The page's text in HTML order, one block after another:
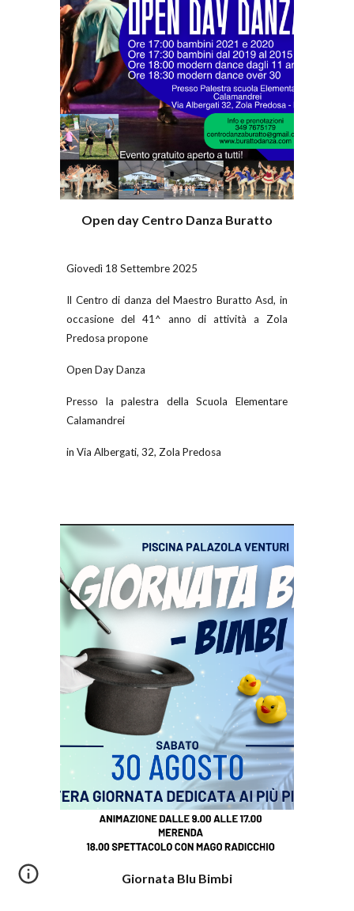
Open day Centro Danza Buratto
Giovedì 18 Settembre 2025
Il Centro di danza del Maestro Buratto Asd, in
occasione del 41^ anno di attività a Zola
Predosa propone
Open Day Danza
Presso la palestra della Scuola Elementare
Calamandrei
in Via Albergati, 32, Zola Predosa
Giornata Blu Bimbi